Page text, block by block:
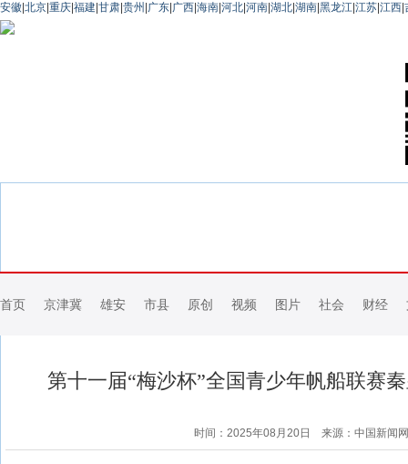
安徽 北京 重庆 福建 甘肃 贵州 广东 广西 海南 河北 河南 湖北 湖南 黑龙江 江苏 江西
首页 京津冀 雄安 市县 原创 视频 图片 社会 财经
第十一届“梅沙杯”全国青少年帆船联赛
时间：2025年08月20日 来源：中国新闻网